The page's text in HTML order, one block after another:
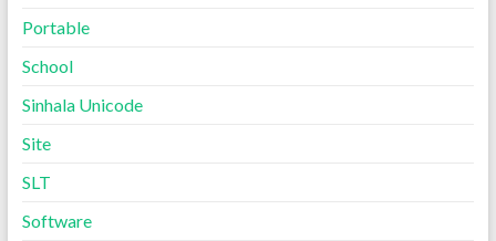
Portable
School
Sinhala Unicode
Site
SLT
Software